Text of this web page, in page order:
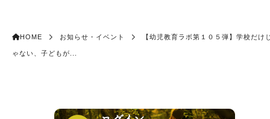
HOME お知らせ・イベント 【幼児教育ラボ第１０５弾】学校だけ
ゃない、子どもが...